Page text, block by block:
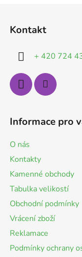
Kontakt
+ 420 724
Informace pro
O nás
Kontakty
Kamenné obchody
Tabulka velikostí
Obchodní podmínky
Vrácení zboží
Reklamace
Podmínky ochrany